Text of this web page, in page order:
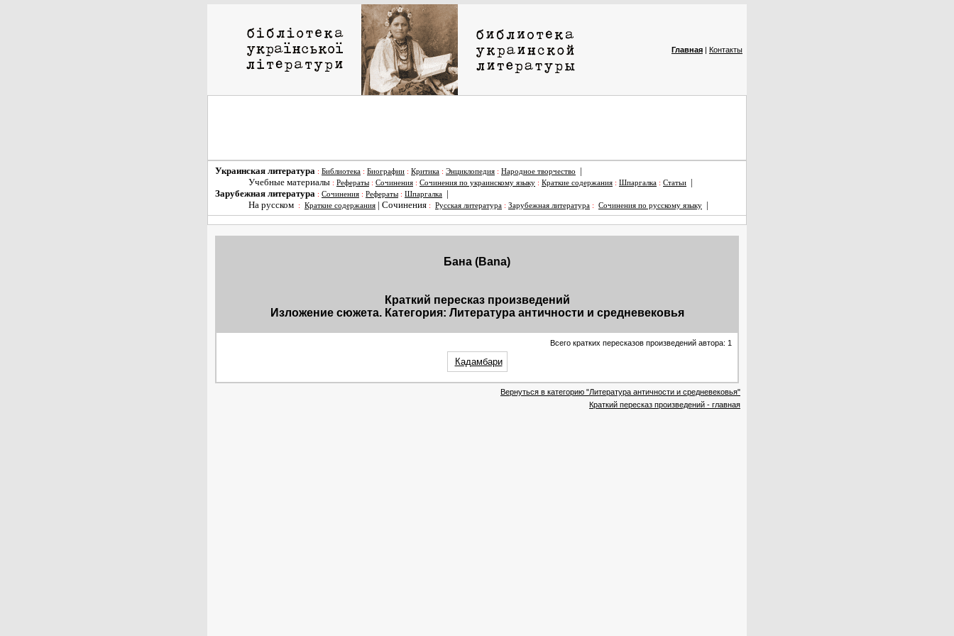
Главная | Контакты
Украинская литература : Библиотека : Биографии : Критика : Энциклопедия : Народное творчество
|
Учебные материалы : Рефераты : Сочинения : Сочинения по украинскому языку : Краткие содержания : Шпаргалка : Статьи
|
Зарубежная литература : Сочинения : Рефераты : Шпаргалка
|
На русском
: Краткие содержания | Сочинения : Русская литература : Зарубежная литература : Сочинения по русскому языку |
Бана (Bana)
Краткий пересказ произведений
Изложение сюжета. Категория: Литература античности и средневековья
Всего кратких пересказов произведений автора: 1
Кадамбари
Вернуться в категорию "Литература античности и средневековья"
Краткий пересказ произведений - главная